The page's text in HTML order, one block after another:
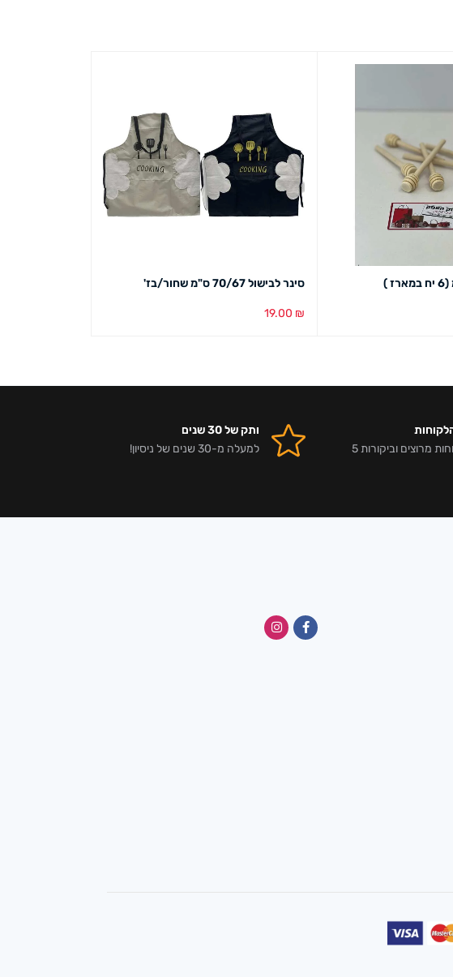
סינר לבישול 70/67 ס"מ שחור/בז'
19.00 ₪
אלפי לקוחות מרוצים וביקורות 5
ותק של 30 שנים
למעלה מ-30 שנים של ניסיון!